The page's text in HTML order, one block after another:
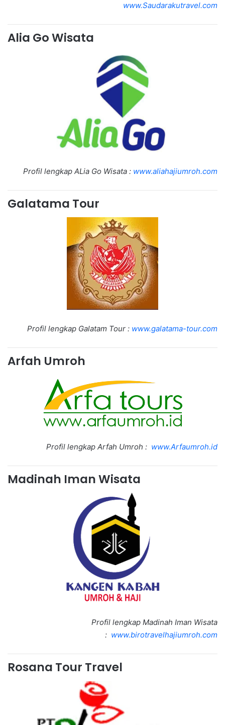
www.Saudarakutravel.com
Alia Go Wisata
Profil lengkap ALia Go Wisata : www.aliahajiumroh.com
Galatama Tour
Profil lengkap Galatam Tour : www.galatama-tour.com
Arfah Umroh
Profil lengkap Arfah Umroh : www.Arfaumroh.id
Madinah Iman Wisata
Profil lengkap Madinah Iman Wisata
: www.birotravelhajiumroh.com
Rosana Tour Travel